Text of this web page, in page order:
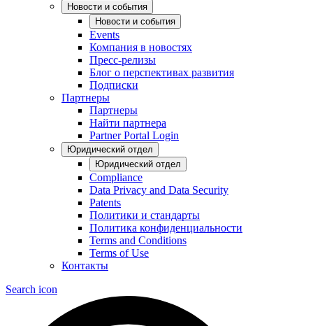
Новости и события
Новости и события
Events
Компания в новостях
Пресс-релизы
Блог о перспективах развития
Подписки
Партнеры
Партнеры
Найти партнера
Partner Portal Login
Юридический отдел
Юридический отдел
Compliance
Data Privacy and Data Security
Patents
Политики и стандарты
Политика конфиденциальности
Terms and Conditions
Terms of Use
Контакты
Search icon